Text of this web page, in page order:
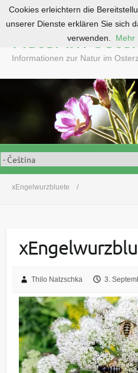
o
e
n
Natur im
Informationen zur Natur im
xEngelwurzbluete
Thilo Natzschka 3.
Cookies erleichtern die
unserer Dienste erklären Sie sich
verwenden.
Mehr